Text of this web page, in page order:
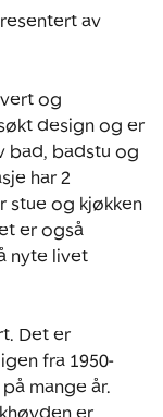
av
og
design og er
bad, badstu og
har 2
stue og kjøkken
er også
nyte livet
Det er
fra 1950-
mange år.